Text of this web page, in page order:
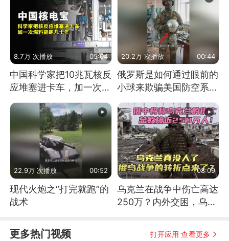
8.7万 次播放 05:04
中国科学家把10兆瓦核反
应堆塞进卡车，加一次燃
20.2万 次播放 00:44
俄罗斯是如何通过眼前的
小球来欺骗美国防空系统
22.9万 次播放 00:52
现代火炮之“打完就跑”的
战术
08:09
乌克兰在战争中伤亡高达
250万？内外交困，乌克
更多热门视频 打开应用 查看更多